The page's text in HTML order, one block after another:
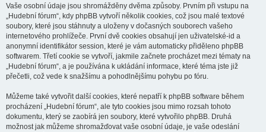
Vaše osobní údaje jsou shromážděny dvěma způsoby. Prvním při vstupu na
„Hudební fórum“, kdy phpBB vytvoří několik cookies, což jsou malé textové
soubory, které jsou stáhnuty a uloženy v dočasných souborech vašeho
internetového prohlížeče. První dvě cookies obsahují jen uživatelské-id a
anonymní identifikátor session, které je vám automaticky přiděleno phpBB
softwarem. Třetí cookie se vytvoří, jakmile začnete procházet mezi tématy na
„Hudební fórum“, a je používána k ukládání informace, které téma jste již
přečetli, což vede k snažšímu a pohodlnějšímu pohybu po fóru.
Můžeme také vytvořit další cookies, které nepatří k phpBB software během
procházení „Hudební fórum“, ale tyto cookies jsou mimo rozsah tohoto
dokumentu, který se zaobírá jen soubory, které vytvořilo phpBB. Druhá
možnost jak můžeme shromažďovat vaše osobní údaje, je vaše odeslání